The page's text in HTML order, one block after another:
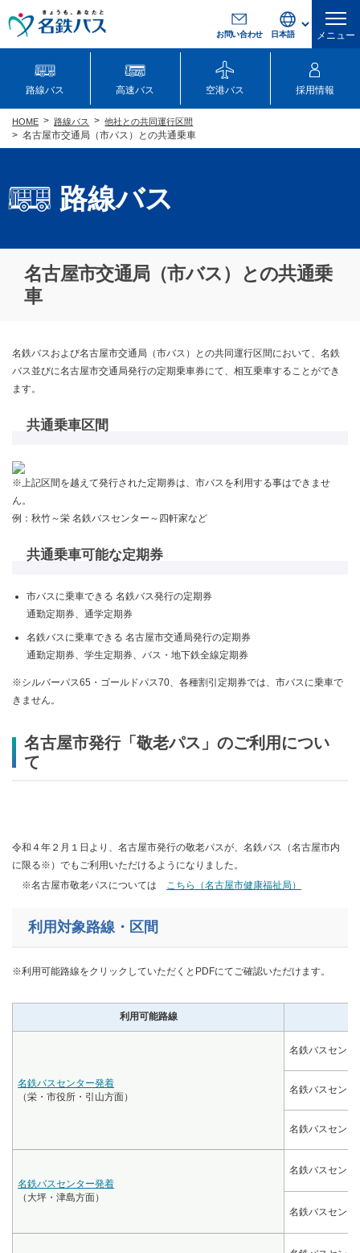
お問い合わせ メニュー
路線バス 高速バス 空港バス 採用情報
路線バス
HOME 路線バス 他社との共同運行区間
名古屋市交通局（市バス）との共通乗車
名古屋市交通局（市バス）との共通乗
車
名鉄バスおよび名古屋市交通局（市バス）との共同運行区間において、名鉄
バス並びに名古屋市交通局発行の定期乗車券にて、相互乗車することができ
ます。
共通乗車区間
※上記区間を越えて発行された定期券は、市バスを利用する事はできませ
ん。
例：秋竹～栄 名鉄バスセンター～四軒家など
共通乗車可能な定期券
市バスに乗車できる 名鉄バス発行の定期券
通勤定期券、通学定期券
名鉄バスに乗車できる 名古屋市交通局発行の定期券
通勤定期券、学生定期券、バス・地下鉄全線定期券
※シルバーパス65・ゴールドパス70、各種割引定期券では、市バスに乗車で
きません。
名古屋市発行「敬老パス」のご利用につい
て
令和４年２月１日より、名古屋市発行の敬老パスが、名鉄バス（名古屋市内
に限る※）でもご利用いただけるようになりました。
※名古屋市敬老パスについては
こちら（名古屋市健康福祉局）
利用対象路線・区間
※利用可能路線をクリックしていただくとPDFにてご確認いただけます。
利用可能路線
名鉄バスセンター発着
（栄・市役所・引山方面）
名鉄バスセン
名鉄バスセンタ
名鉄バスセンタ
名鉄バスセンター発着
（大坪・津島方面）
名鉄バスセンタ
名鉄バスセンタ